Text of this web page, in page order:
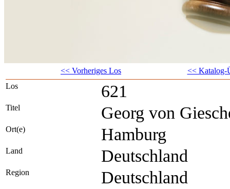
<< Vorheriges Los
<< Katalog-
Los
621
Titel Georg von
Ort(e) Hamburg
Land Deutschland
Region Deutschland